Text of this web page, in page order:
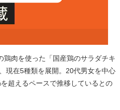
肉を使った「国産鶏のサラダチキ
現在5種類を展開。20代男女を中心
超えるペースで推移しているとの